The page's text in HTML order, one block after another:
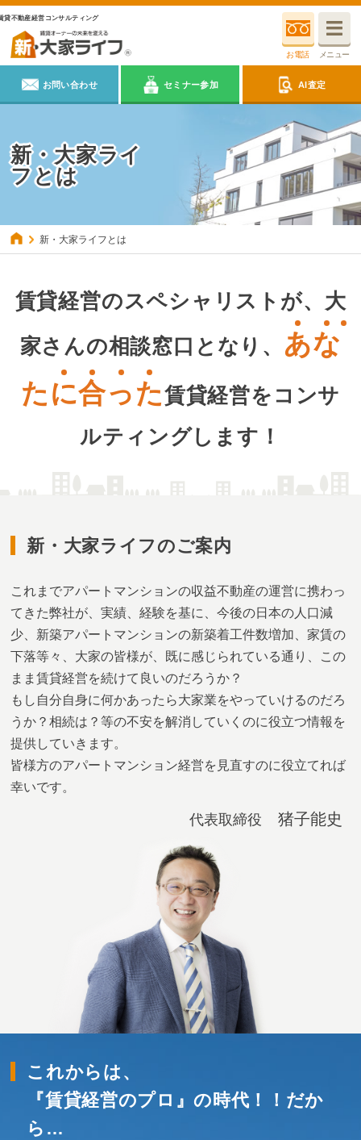
貸不動産経営コンサルティング
お電話 メニュー
お問い合わせ セミナー参加 AI査定
新・大家ライ
フとは
新・大家ライフとは
賃貸経営のスペシャリストが、大
家さんの相談窓口となり、 あな
た に合った賃貸経営をコンサ
ルティングします！
新・大家ライフのご案内
これまでアパートマンションの収益不動産の運営に携わっ
てきた弊社が、実績、経験を基に、今後の日本の人口減
少、新築アパートマンションの新築着工件数増加、家賃の
下落等々、大家の皆様が、既に感じられている通り、この
まま賃貸経営を続けて良いのだろうか？
もし自分自身に何かあったら大家業をやっていけるのだろ
うか？相続は？等の不安を解消していくのに役立つ情報を
提供していきます。
皆様方のアパートマンション経営を見直すのに役立てれば
幸いです。
代表取締役 猪子能史
これからは、
『賃貸経営のプロ』の時代！！だか
ら…